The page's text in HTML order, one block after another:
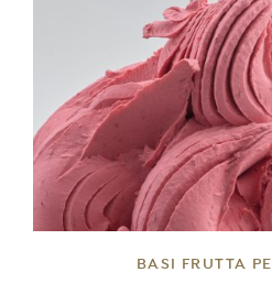
BASI FRUTTA